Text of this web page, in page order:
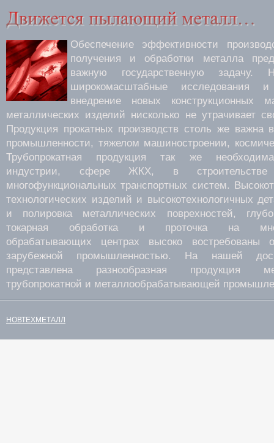
Обеспечение эффективности
получения и обработки металла
важную государственную
широкомасштабные исследования
внедрение новых конструкционных
металлических изделий нисколько не утрачивает
Продукция прокатных производств столь же важна
промышленности, тяжелом машиностроении,
Трубопрокатная продукция так же
индустрии, сфере ЖКХ, в
многофункциональных транспортных систем.
технологических изделий и высокотехнологичных
и полировка металлических поврехностей,
токарная обработка и проточка на
обрабатывающих центрах высоко востребованы
зарубежной промышленностью. На нашей
представлена разнообразная продукция
трубопрокатной и металлообрабатывающей
НОВТЕХМЕТАЛЛ